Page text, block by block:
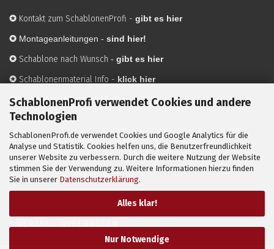
SchablonenProfi verwendet Cookies und andere
Technologien
SchablonenProfi.de verwendet Cookies und Google Analytics für die
Analyse und Statistik. Cookies helfen uns, die Benutzerfreundlichkeit
unserer Website zu verbessern. Durch die weitere Nutzung der Website
stimmen Sie der Verwendung zu. Weitere Informationen hierzu finden
Sie in unserer Datenschutzerklärung.
Alles klar!
Nur Notwendige
✪ Kontakt zum SchablonenProfi - gibt es hier
✪ Montageanleitungen - sind hier!
✪ Schablone nach Wunsch - gibt es hier
✪ Schablonenmaterial Info - klick hier
✪Hersteller-hier mehr Infos
Mit ✪ gekennzeichnete Bilder sind KI-generierte
Anwendungsbeispiele zur Visualisierung der Motive.
© SchablonenProfi.de2026